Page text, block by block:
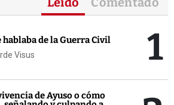
hablaba de la Guerra Civil
Visus 1
de Ayuso o cómo